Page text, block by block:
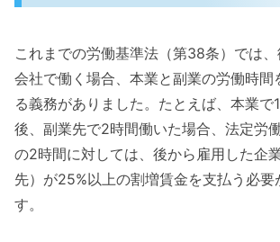
これまでの労働基準法（第38条）では
会社で働く場合、本業と副業の労働時間
る義務がありました。たとえば、本業で
後、副業先で2時間働いた場合、法定労
の2時間に対しては、後から雇用した企
先）が25%以上の割増賃金を支払う必要
す。